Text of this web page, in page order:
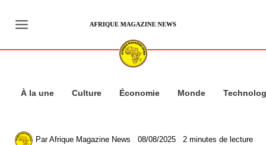
contenu
À la une Culture Économie Monde
ParAfrique Magazine News 08/08/2025 2 minutes de lecture